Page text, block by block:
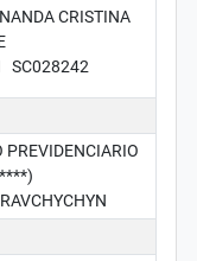
CRISTINA
SC028242
PREVIDENCIARIO